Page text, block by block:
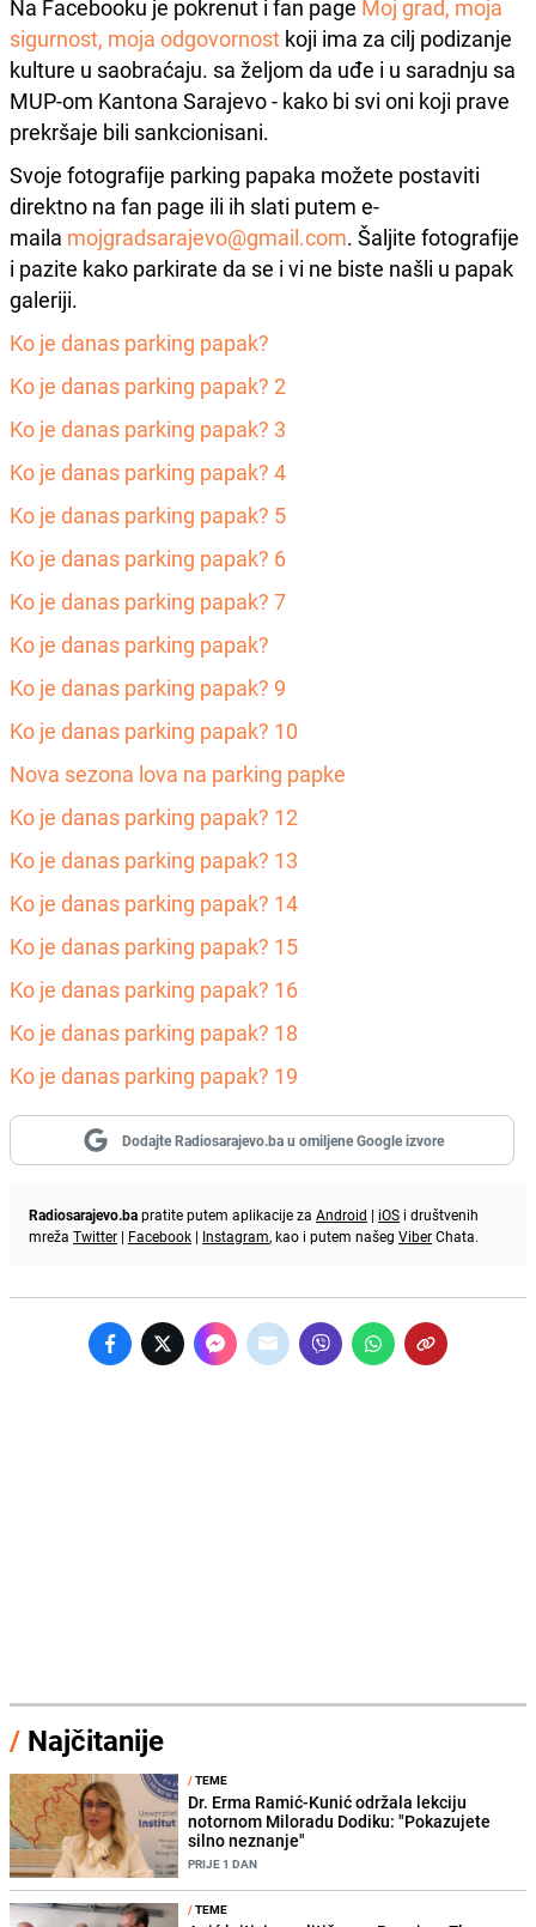
Na Facebooku je pokrenut i fan page Moj grad, moja
sigurnost, moja odgovornost koji ima za cilj podizanje
kulture u saobraćaju. sa željom da uđe i u saradnju sa
MUP-om Kantona Sarajevo - kako bi svi oni koji prave
prekršaje bili sankcionisani.
Svoje fotografije parking papaka možete postaviti
direktno na fan page ili ih slati putem e-
maila mojgradsarajevo@gmail.com. Šaljite fotografije
i pazite kako parkirate da se i vi ne biste našli u papak
galeriji.
Ko je danas parking papak?
Ko je danas parking papak? 2
Ko je danas parking papak? 3
Ko je danas parking papak? 4
Ko je danas parking papak? 5
Ko je danas parking papak? 6
Ko je danas parking papak? 7
Ko je danas parking papak?
Ko je danas parking papak? 9
Ko je danas parking papak? 10
Nova sezona lova na parking papke
Ko je danas parking papak? 12
Ko je danas parking papak? 13
Ko je danas parking papak? 14
Ko je danas parking papak? 15
Ko je danas parking papak? 16
Ko je danas parking papak? 18
Ko je danas parking papak? 19
Dodajte Radiosarajevo.ba u omiljene Google izvore
Radiosarajevo.bapratite putem aplikacije za Android | iOS i društvenih
mreža Twitter | Facebook | Instagram, kao i putem našeg ViberChata.
/ Najčitanije
/TEME
Dr. Erma Ramić-Kunić održala lekciju
notornom Miloradu Dodiku: "Pokazujete
silno neznanje"
PRIJE 1 DAN
/TEME